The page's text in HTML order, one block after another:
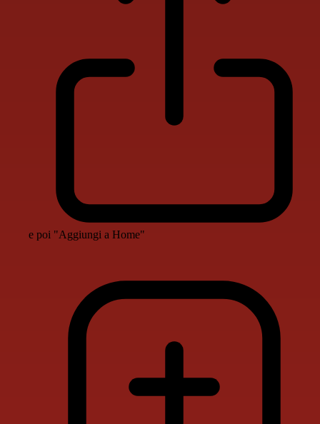
e poi "Aggiungi a Home"